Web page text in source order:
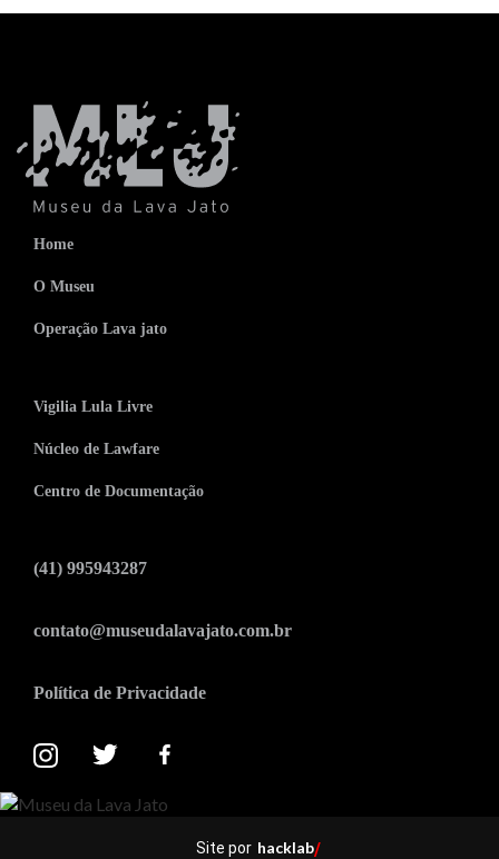
Home
O Museu
Operação Lava jato
Vigilia Lula Livre
Núcleo de Lawfare
Centro de Documentação
(41) 995943287
contato@museudalavajato.com.br
Política de Privacidade
Site por hacklab/